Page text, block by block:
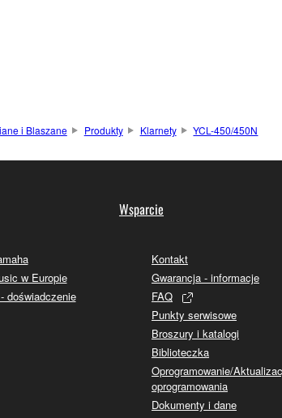
i Blaszane Produkty Klarnety YCL-450/450N
w Europie
doświadczenie
Wsparcie
Kontakt
Gwarancja - informacje
FAQ
Punkty serwisowe
Broszury i katalogi
Biblioteczka
Oprogramowanie/
oprogramowania
Dokumenty i dane